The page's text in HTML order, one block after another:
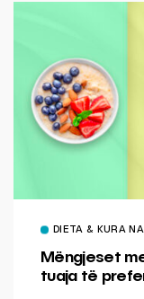
DIETA & KURA
Mëngjeset
tuaja të